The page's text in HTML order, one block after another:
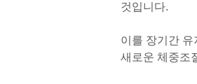
것입니다.
이를 장기간 유
새로운 체중조